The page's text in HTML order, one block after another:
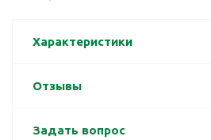
Характеристики
Отзывы
Задать вопрос